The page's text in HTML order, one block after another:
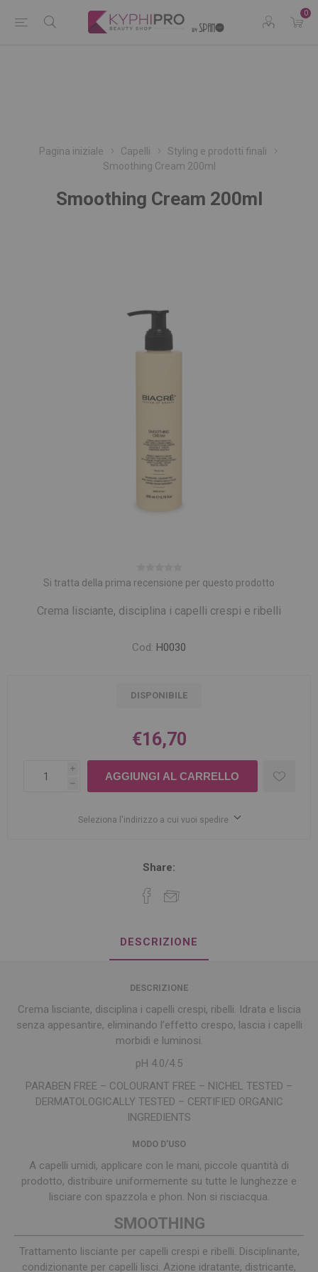
0
Pagina iniziale Capelli
Styling e prodotti finali
Smoothing Cream 200ml
Smoothing Cream 200ml
Si tratta della prima recensione per questo prodotto
Crema lisciante, disciplina i capelli crespi e ribelli
Cod: H0030
DISPONIBILE
€16,70
i
h
Seleziona l'indirizzo a cui vuoi spedire
Share:
DESCRIZIONE
DESCRIZIONE
Crema lisciante, disciplina i capelli crespi, ribelli. Idrata e liscia
senza appesantire, eliminando l’effetto crespo, lascia i capelli
morbidi e luminosi.
pH 4.0/4.5
PARABEN FREE – COLOURANT FREE – NICHEL TESTED –
DERMATOLOGICALLY TESTED – CERTIFIED ORGANIC
INGREDIENTS
MODO D’USO
A capelli umidi, applicare con le mani, piccole quantità di
prodotto, distribuire uniformemente su tutte le lunghezze e
lisciare con spazzola e phon. Non si risciacqua.
SMOOTHING
Trattamento lisciante per capelli crespi e ribelli. Disciplinante,
condizionante per capelli lisci. Azione idratante, districante,